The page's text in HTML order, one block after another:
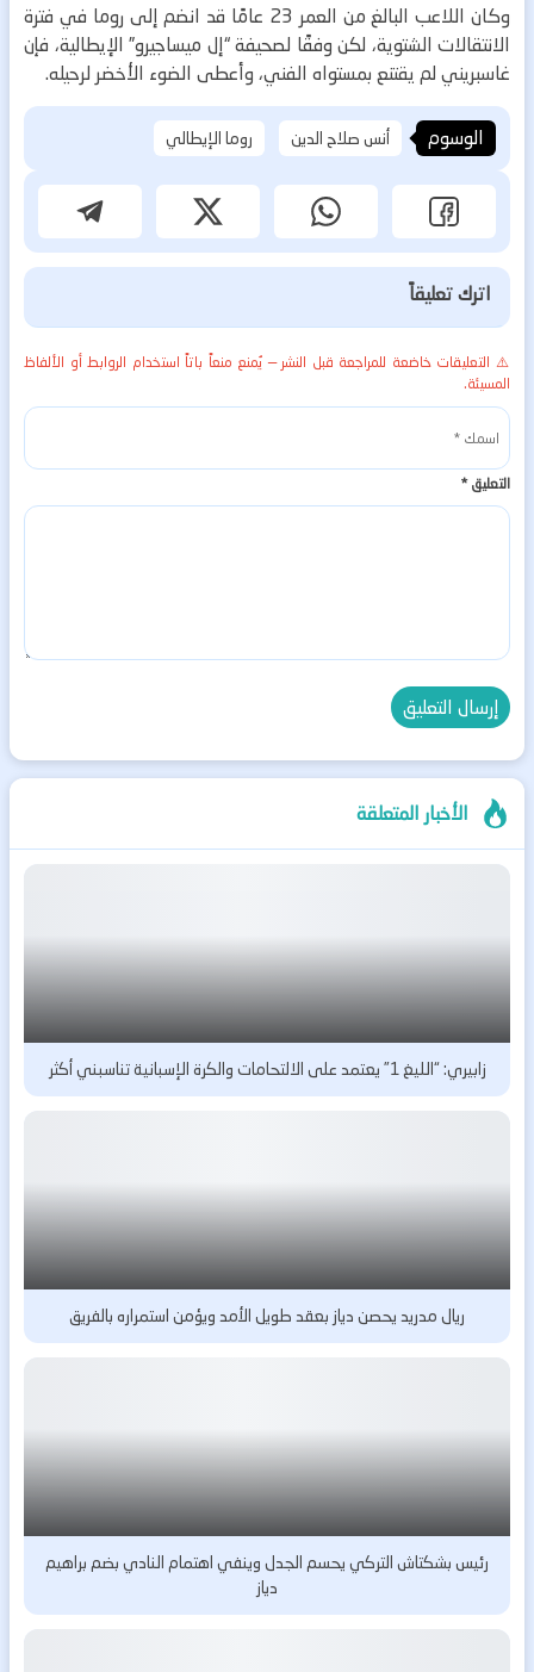
وكان اللاعب البالغ من العمر 23 عامًا قد انضم إلى روما في فترة
الانتقالات الشتوية، لكن وفقًا لصحيفة “إل ميساجيرو” الإيطالية، فإن
غاسبريني لم يقتنع بمستواه الفني، وأعطى الضوء الأخضر لرحيله.
الوسوم أنس صلاح الدين روما الإيطالي
اترك تعليقاً
⚠️ التعليقات خاضعة للمراجعة قبل النشر — يُمنع منعاً باتاً استخدام الروابط أو الألفاظ
المسيئة.
التعليق*
الأخبار المتعلقة
زابيري: “الليغ 1” يعتمد على الالتحامات والكرة الإسبانية تناسبني أكثر
ريال مدريد يحصن دياز بعقد طويل الأمد ويؤمن استمراره بالفريق
رئيس بشكتاش التركي يحسم الجدل وينفي اهتمام النادي بضم براهيم
دياز